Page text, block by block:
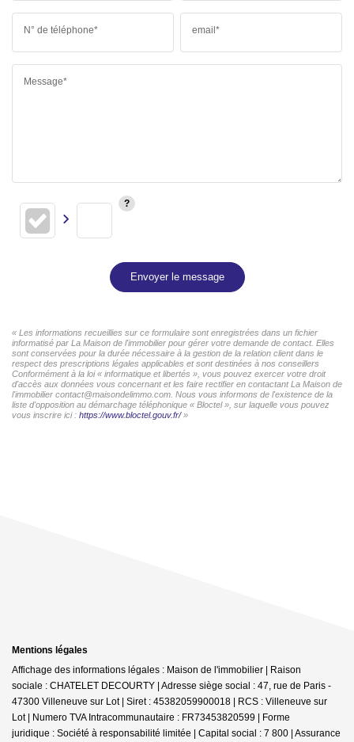
N° de téléphone* email*
Message*
Envoyer le message
« Les informations recueillies sur ce formulaire sont enregistrées dans un fichier
informatisé par La Maison de l'immobilier pour gérer votre demande de contact. Elles
sont conservées pour la durée nécessaire à la gestion de la relation client dans le
respect des prescriptions légales applicables et sont destinées à nos conseillers
Conformément à la loi « informatique et libertés », vous pouvez exercer votre droit
d'accès aux données vous concernant et les faire rectifier en contactant La Maison de
l'immobilier contact@maisondelimmo.com. Nous vous informons de l'existence de la
liste d'opposition au démarchage téléphonique « Bloctel », sur laquelle vous pouvez
vous inscrire ici : https://www.bloctel.gouv.fr/»
Mentions légales
Affichage des informations légales : Maison de l'immobilier | Raison
sociale : CHATELET DECOURTY | Adresse siège social : 47, rue de Paris -
47300 Villeneuve sur Lot | Siret : 45382059900018 | RCS : Villeneuve sur
Lot | Numero TVA Intracommunautaire : FR73453820599 | Forme
juridique : Société à responsabilité limitée | Capital social : 7 800 | Assurance